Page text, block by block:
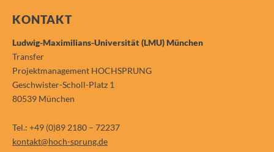
KONTAKT
Ludwig-Maximilians-Universität (LMU) München
Transfer
Projektmanagement HOCHSPRUNG
Geschwister-Scholl-Platz 1
80539 München
Tel.: +49 (0)89 2180 – 72237
kontakt@hoch-sprung.de